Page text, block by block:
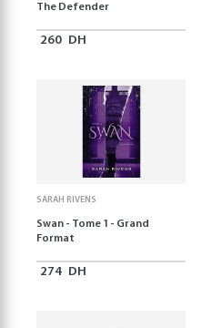
The Defender
260 DH
SARAH RIVENS
Swan - Tome 1 - Grand
Format
274 DH